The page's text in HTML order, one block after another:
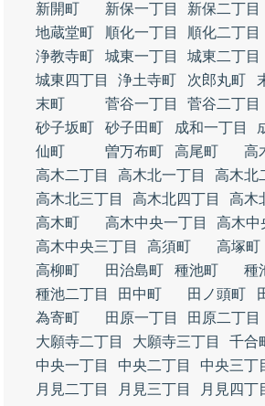
新開町
新保一丁目 新保二丁目
地蔵堂町
順化一丁目 順化二丁目
浄教寺町
城東一丁目 城東二丁目
城東四丁目
浄土寺町 次郎丸町
末町
菅谷一丁目 菅谷二丁目
砂子坂町
砂子田町 成和一丁目
仙町
曽万布町 高尾町
高
高木二丁目
高木北一丁目
高木北
高木北三丁目
高木北四丁目
高木
高木町
高木中央一丁目
高木中
高木中央三丁目
高須町 高塚町
高柳町
田治島町 種池町
種
種池二丁目
田中町 田ノ頭町
為寄町
田原一丁目 田原二丁目
大願寺二丁目
大願寺三丁目
千合
中央一丁目
中央二丁目 中央三丁
月見二丁目
月見三丁目 月見四丁